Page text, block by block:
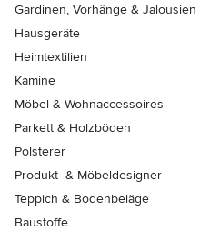
Gardinen, Vorhänge & Jalousien
Hausgeräte
Heimtextilien
Kamine
Möbel & Wohnaccessoires
Parkett & Holzböden
Polsterer
Produkt- & Möbeldesigner
Teppich & Bodenbeläge
Baustoffe